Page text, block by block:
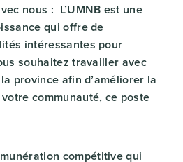
nous : L’UMNB est une
qui offre de
intéressantes pour
souhaitez travailler avec
province afin d’améliorer la
communauté, ce poste
compétitive qui